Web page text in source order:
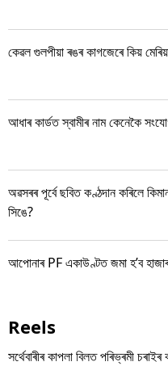
কেৱল গুলপীয়া ৰঙৰ কাগজেৰে কিয়
আধাৰ কাৰ্ডত স্বামীৰ নাম কেনেকৈ
অৱসৰৰ পূৰ্বে ছবিত কণ্ঠদান কৰিলে
সিঙে?
আপোনাৰ PF একাউণ্টত জমা হ’ব
Reels
সৰ্থেবাৰীৰ কাপলা বিলত পৰিভ্ৰমী চৰাইৰ